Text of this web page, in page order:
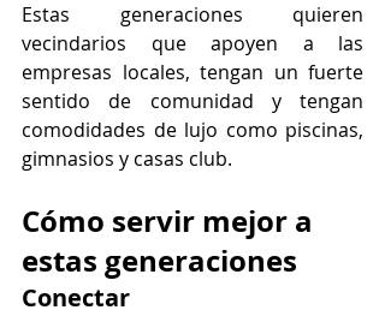
Estas generaciones quieren
vecindarios que apoyen a las
empresas locales, tengan un fuerte
sentido de comunidad y tengan
comodidades de lujo como piscinas,
gimnasios y casas club.
Cómo servir mejor a
estas generaciones
Conectar